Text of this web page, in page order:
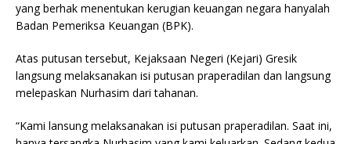
yang berhak menentukan kerugian keuangan negara hanyalah
Badan Pemeriksa Keuangan (BPK).
Atas putusan tersebut, Kejaksaan Negeri (Kejari) Gresik
langsung melaksanakan isi putusan praperadilan dan langsung
melepaskan Nurhasim dari tahanan.
“Kami lansung melaksanakan isi putusan praperadilan. Saat ini,